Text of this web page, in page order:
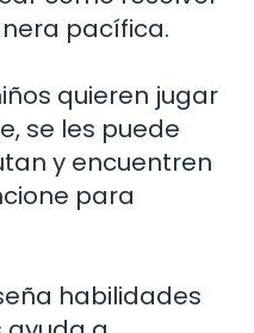
pacífica.
quieren jugar
se les puede
y encuentren
para
habilidades